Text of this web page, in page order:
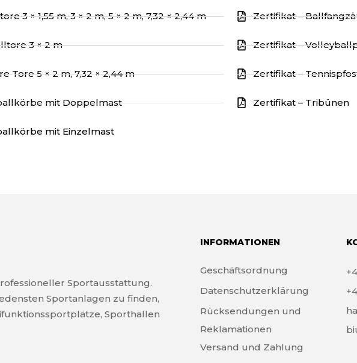
3 × 1,55 m, 3 × 2 m, 5 × 2 m, 7,32 × 2,44 m
3 × 2 m
Tore 5 × 2 m, 7,32 × 2,44 m
mit Doppelmast
mit Einzelmast
Zertifikat –
Zertifikat –
Zertifikat –
Zertifikat – Tribünen
Sportausstattung.
Sportanlagen zu finden,
Sporthallen
INFORMATIONEN
Geschäftsordnung
Datenschutzerklärung
Rücksendungen und
Reklamationen
Versand und Zahlung